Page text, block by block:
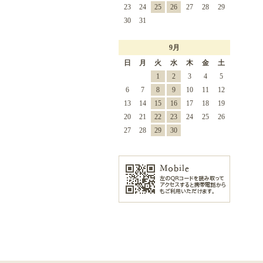
23 24 25 26 27 28
29
30
31
9月
日
月 火 水 木 金
土
1
2 3 4
5
6
7 8 9 10 11
12
13
14 15 16 17 18
19
20
21 22 23 24 25
26
27
28 29 30